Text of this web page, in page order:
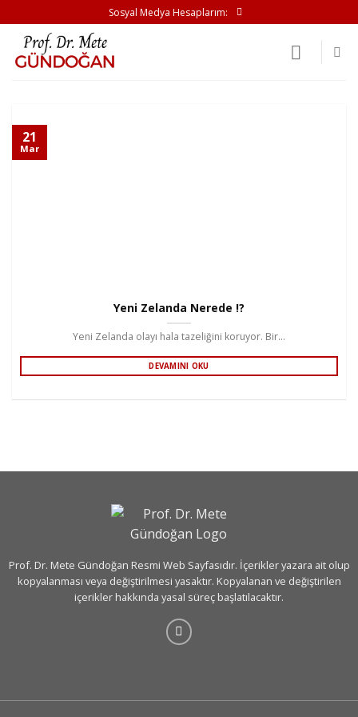
atla
Sosyal Medya Hesaplarım:
Yeni Zelanda Nerede !?
Yeni Zelanda olayı hala tazeliğini koruyor. Bir...
DEVAMINI OKU
21
Mar
Prof. Dr. Mete Gündoğan Resmi Web Sayfasıdır. İçerikler yazara ait olup
kopyalanması veya değiştirilmesi yasaktır. Kopyalanan ve değiştirilen
içerikler hakkında yasal süreç başlatılacaktır.